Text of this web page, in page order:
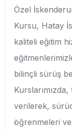
Özel
Kursu, Hatay
kaliteli eğitim
bilinçli sürüş
verilerek,
öğrenmeleri